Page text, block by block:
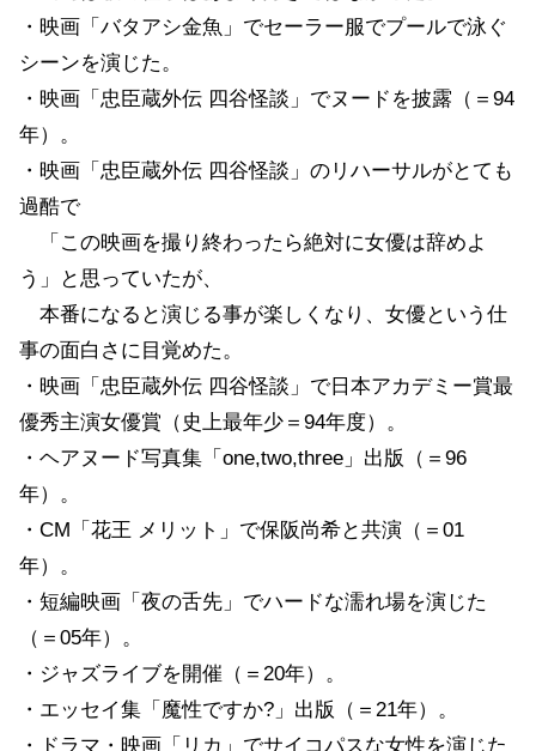
・映画「バタアシ金魚」でセーラー服でプールで泳ぐ
シーンを演じた。
・映画「忠臣蔵外伝 四谷怪談」でヌードを披露（＝94
年）。
・映画「忠臣蔵外伝 四谷怪談」のリハーサルがとても
過酷で
「この映画を撮り終わったら絶対に女優は辞めよ
う」と思っていたが、
本番になると演じる事が楽しくなり、女優という仕
事の面白さに目覚めた。
・映画「忠臣蔵外伝 四谷怪談」で日本アカデミー賞最
優秀主演女優賞（史上最年少＝94年度）。
・ヘアヌード写真集「one,two,three」出版（＝96
年）。
・CM「花王 メリット」で保阪尚希と共演（＝01
年）。
・短編映画「夜の舌先」でハードな濡れ場を演じた
（＝05年）。
・ジャズライブを開催（＝20年）。
・エッセイ集「魔性ですか?」出版（＝21年）。
・ドラマ・映画「リカ」でサイコパスな女性を演じた